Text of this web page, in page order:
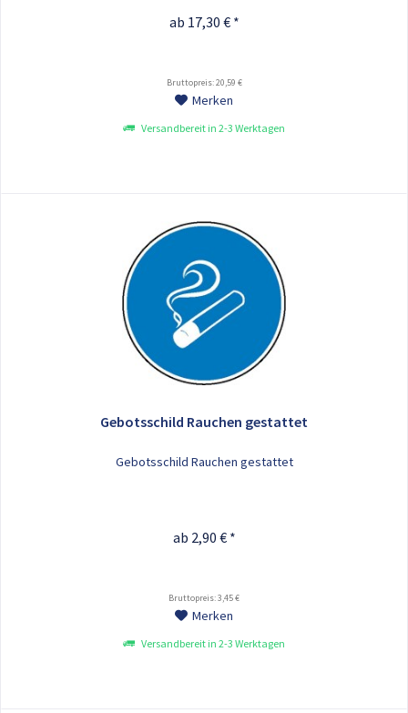
ab 17,30 € *
Bruttopreis: 20,59 €
Merken
Versandbereit in 2-3 Werktagen
Gebotsschild Rauchen gestattet
Gebotsschild Rauchen gestattet
ab 2,90 € *
Bruttopreis: 3,45 €
Merken
Versandbereit in 2-3 Werktagen